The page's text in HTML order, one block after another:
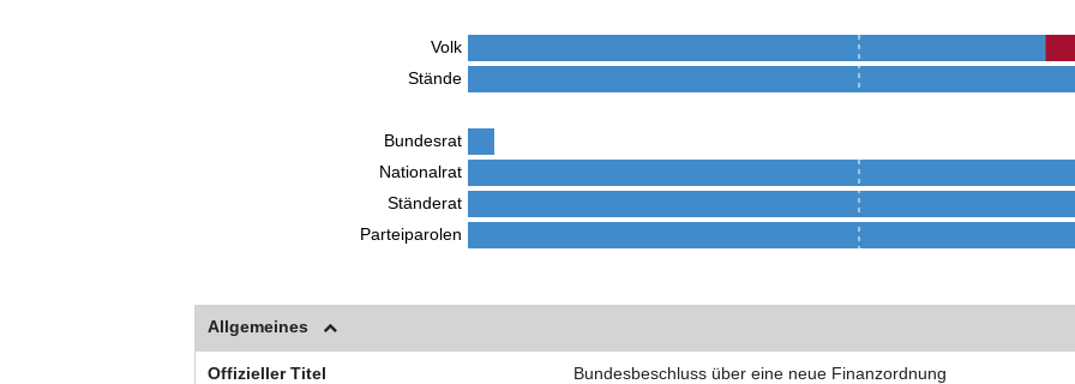
Volk
Stände
Bundesrat
Nationalrat
Ständerat
Parteiparolen
Allgemeines
Offizieller Titel Bundesbeschluss über eine neue Finanzordnung